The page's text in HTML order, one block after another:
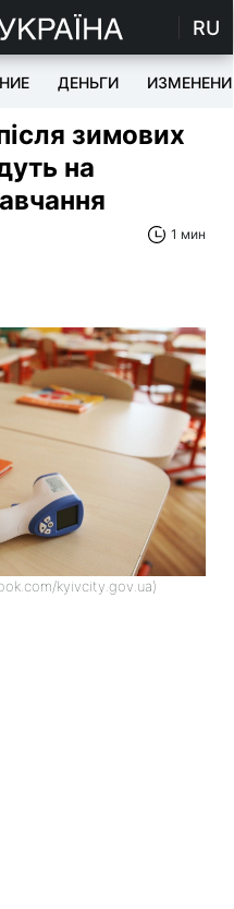
RU
ДЕНЬГИ ИЗМЕНЕНИЯ
зимових
на
1 мин
kyivcity.gov.ua)